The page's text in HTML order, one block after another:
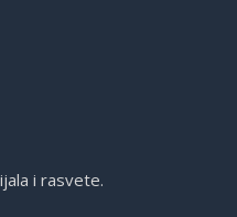
i rasvete.